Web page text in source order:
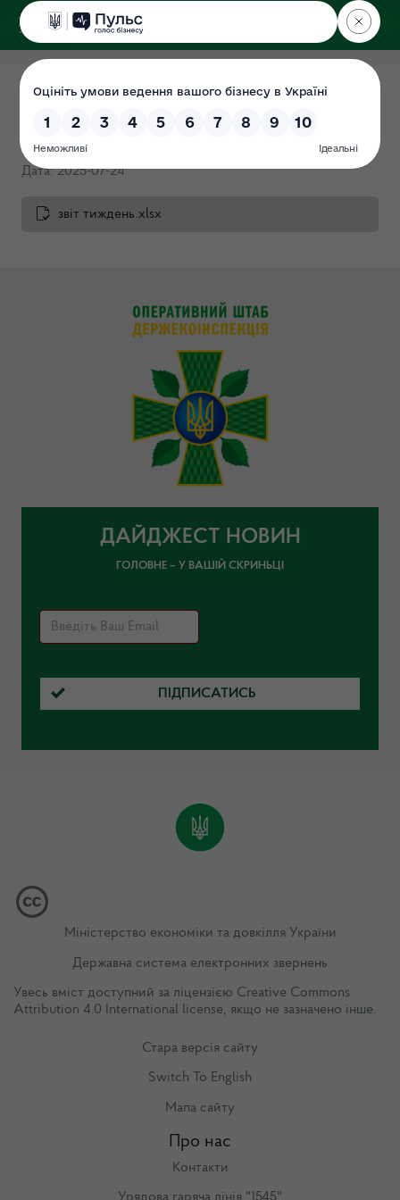
ДЕРЖЕКОІНСПЕКЦІЯ
Щотижневий звіт 18.07.2025
- 24.07.2025
Дата: 2025-07-24
звіт тиждень.xlsx
ДАЙДЖЕСТ НОВИН
ГОЛОВНЕ – У ВАШІЙ СКРИНЬЦІ
ПІДПИСАТИСЬ
Міністерство економіки та довкілля України
Державна система електронних звернень
Увесь вміст доступний за ліцензією Creative Commons
Attribution 4.0 International license, якщо не зазначено інше.
Стара версія сайту
Switch To English
Мапа сайту
Про нас
Контакти